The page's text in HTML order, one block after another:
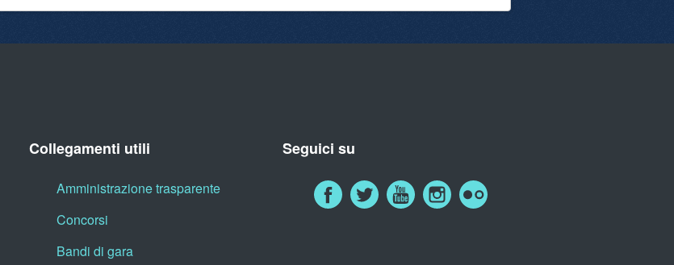
Collegamenti utili
Amministrazione trasparente
Concorsi
Bandi di gara
Seguici su